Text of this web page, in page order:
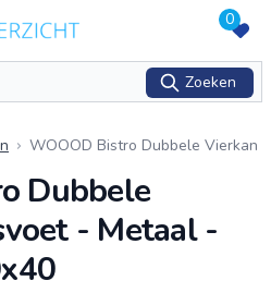
0
Zoeken
WOOOD Bistro Dubbele Vierkan
x80x40
Dubbele
- Metaal -